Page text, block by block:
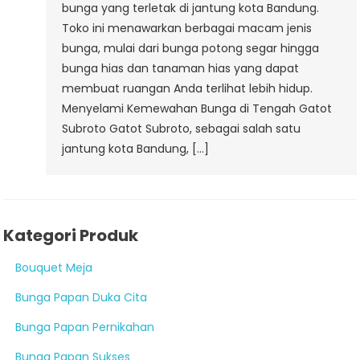
bunga yang terletak di jantung kota Bandung.
Toko ini menawarkan berbagai macam jenis
bunga, mulai dari bunga potong segar hingga
bunga hias dan tanaman hias yang dapat
membuat ruangan Anda terlihat lebih hidup.
Menyelami Kemewahan Bunga di Tengah Gatot
Subroto Gatot Subroto, sebagai salah satu
jantung kota Bandung, […]
Kategori Produk
Bouquet Meja
Bunga Papan Duka Cita
Bunga Papan Pernikahan
Bunga Papan Sukses